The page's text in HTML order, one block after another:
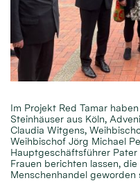
Im Projekt Red Tamar
Steinhäuser aus Köln,
Claudia Witgens,
Weihbischof Jörg Michael
Hauptgeschäftsführer
Frauen berichten lassen,
Menschenhandel geworden